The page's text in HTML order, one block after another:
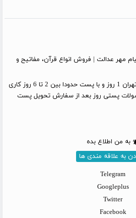
مهر عدالت | فروش انواع قرآن، مفاتیح و
با پیک در تهران 1 روز و با پست حدودا بین 2 تا 6 روز کاری
پستی روز بعد از سفارش تحویل پست
به من اطلاع بده
به علاقه مندی ها
Telegram
Googleplus
Twitter
Facebook